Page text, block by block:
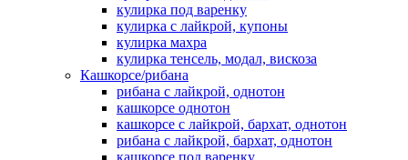
кулирка под варенку
кулирка с лайкрой, купоны
кулирка махра
кулирка тенсель, модал, вискоза
Кашкорсе/рибана
рибана с лайкрой, однотон
кашкорсе однотон
кашкорсе с лайкрой, бархат, однотон
рибана с лайкрой, бархат, однотон